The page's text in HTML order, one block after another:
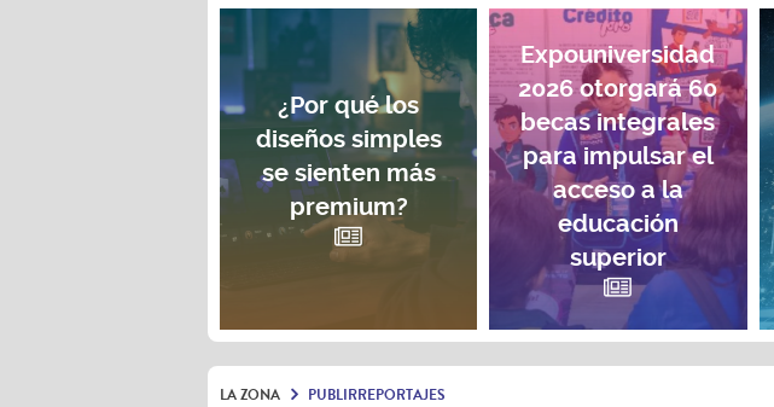
¿Por qué los
diseños simples
se sienten más
premium?
Expouniversidad
2026 otorgará 60
becas integrales
para impulsar el
acceso a la
educación
superior
LA ZONA PUBLIRREPORTAJES